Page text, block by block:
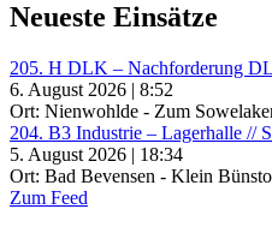
Neueste Einsätze
205. H DLK – Nachforderung
6. August 2026 | 8:52
Ort: Nienwohlde - Zum
204. B3 Industrie – Lagerhalle //
5. August 2026 | 18:34
Ort: Bad Bevensen - Klein
Zum Feed